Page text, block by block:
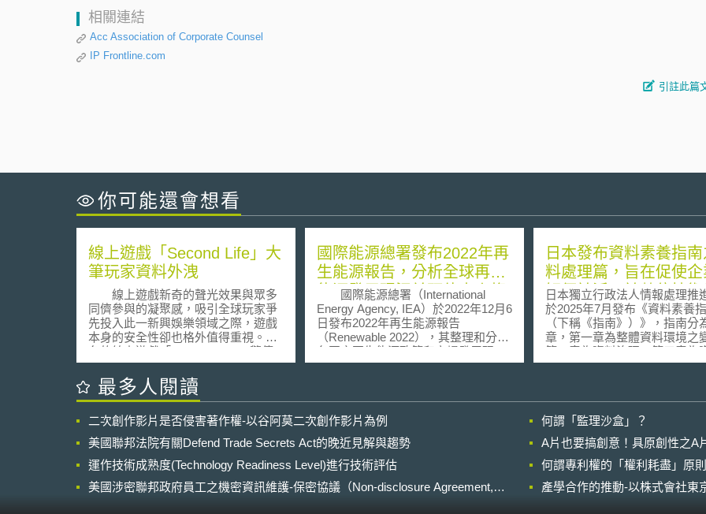
相關連結
Acc Association of Corporate Counsel
IP Frontline.com
引註此篇
你可能還會想看
線上遊戲「Second Life」大
筆玩家資料外洩
線上遊戲新奇的聲光效果與眾多
同儕參與的凝聚感，吸引全球玩家爭
先投入此一新興娛樂領域之際，遊戲
本身的安全性卻也格外值得重視。知
名的線上遊戲「 Second Life 」驚傳
個人資料外洩事件，遊戲營運商「
Linden Lab 」 9 月 10 號發布公開聲
明，表示「 Second Life 」遊戲伺服
有 65 萬名玩家的個人資料遭竊。
廣受全球玩家青睞的多人線上角
色扮演遊戲（ Massive Multiplayer
Online Role Playing Game ；
MMORPG ）「 Second Life 」採取
全然的 3D 介面（ three-dimensional
國際能源總署發布2022年再
生能源報告，分析全球再生
能源發展現況並預估未來趨
勢
國際能源總署（International
Energy Agency, IEA）於2022年12月6
日發布2022年再生能源報告
（Renewable 2022），其整理和分析
各國之再生能源政策和市場發展現
況，並預測再生能源於2022至2027年
危機加速再生能源成長 烏俄戰爭
所導致之能源危機，迫使各國加速其
推動再生能源之政策，例：中國的十
四五年規劃、歐盟的REPowerEU計
畫，以及美國的降低通膨法案
（Inflation Reduction Act）等等，將
日本發布資料素養指
料處理篇，旨在促使企
解便於活用於數位技
務的資料管理方法
日本獨立行政法人情報處理推
於2025年7月發布《資料素養
（下稱《指南》）》，指南分
章，第一章為整體資料環境之
第二章為資料治理；第三章為
數位技術活用案例與工具利用
篇指出，資料的生命週期涵蓋
計、資料蒐集、外部資料連動
整合、資料處理、資料提供、
積以及資料銷毀等不同階段。
南》建議在資料生命週期的各
盡可能的不要有人類的介入。
最多人閱讀
二次創作影片是否侵害著作權-以谷阿莫二次創作影片為例
何謂「監理沙盒」？
美國聯邦法院有關Defend Trade Secrets Act的晚近見解與趨勢
A片也要搞創意！具原創性之A
運作技術成熟度(Technology Readiness Level)進行技術評估
何謂專利權的「權利耗盡」原
美國涉密聯邦政府員工之機密資訊維護-保密協議（Non-disclosure Agreement,
產學合作的推動-以株式會社東